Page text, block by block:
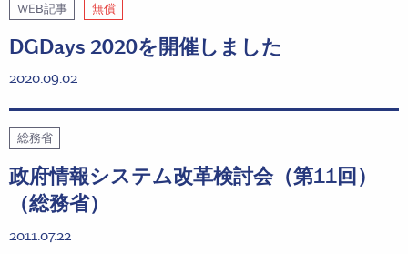
WEB記事 無償
DGDays 2020を開催しました
2020.09.02
総務省
政府情報システム改革検討会（第11回）
（総務省）
2011.07.22